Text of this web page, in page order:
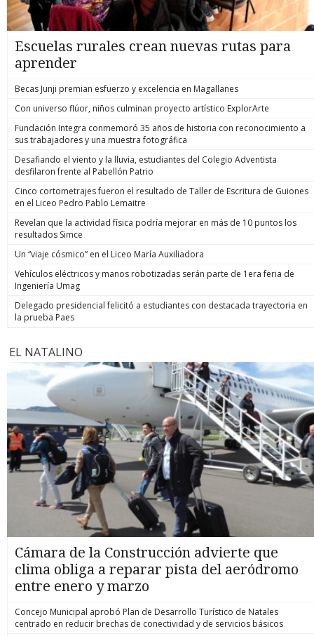
Escuelas rurales crean nuevas rutas para
aprender
Becas Junji premian esfuerzo y excelencia en Magallanes
Con universo flúor, niños culminan proyecto artístico ExplorArte
Fundación Integra conmemoró 35 años de historia con reconocimiento a
sus trabajadores y una muestra fotográfica
Desafiando el viento y la lluvia, estudiantes del Colegio Adventista
desfilaron frente al Pabellón Patrio
Cinco cortometrajes fueron el resultado de Taller de Escritura de Guiones
en el Liceo Pedro Pablo Lemaitre
Revelan que la actividad física podría mejorar en más de 10 puntos los
resultados Simce
Un “viaje cósmico” en el Liceo María Auxiliadora
Vehículos eléctricos y manos robotizadas serán parte de 1era feria de
Ingeniería Umag
Delegado presidencial felicitó a estudiantes con destacada trayectoria en
la prueba Paes
EL NATALINO
Cámara de la Construcción advierte que
clima obliga a reparar pista del aeródromo
entre enero y marzo
Concejo Municipal aprobó Plan de Desarrollo Turístico de Natales
centrado en reducir brechas de conectividad y de servicios básicos